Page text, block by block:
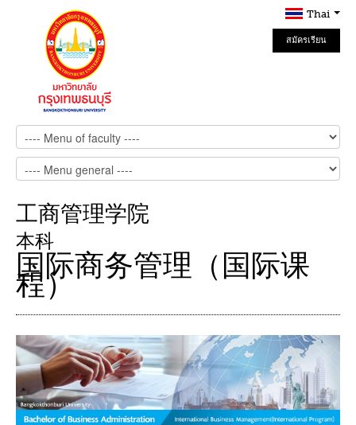
Thai
สมัครเรียน
Online
工商管理学院
本科
国际商务管理（国际课
程）